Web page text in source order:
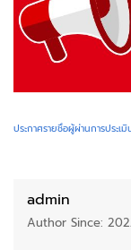
ประกาศรายชื่อผู้ผ่านการประเ
admin
Author Since: